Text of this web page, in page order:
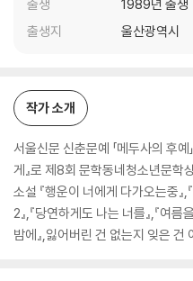
출생
1989년 출생
출생지
울산광역시
작가 소개
서울신문 신춘문예 「메두사의 후
게』로 제8회 문학동네청소년문학
소설 『행운이 너에게 다가오는중』,
2』,『당연하게도 나는 너를』,『여
밤에』,잃어버린 건 없는지 잊은 건